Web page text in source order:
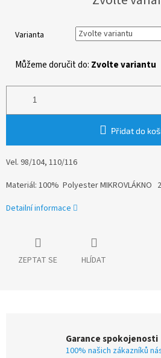
Varianta
Můžeme doručit do: Zvolte variantu
Přidat do
Vel. 98/104, 110/116
Materiál: 100% Polyester MIKROVLÁKNO
Detailní informace
ZEPTAT SE HLÍDAT
Garance spokojenosti
100% našich zákazníků